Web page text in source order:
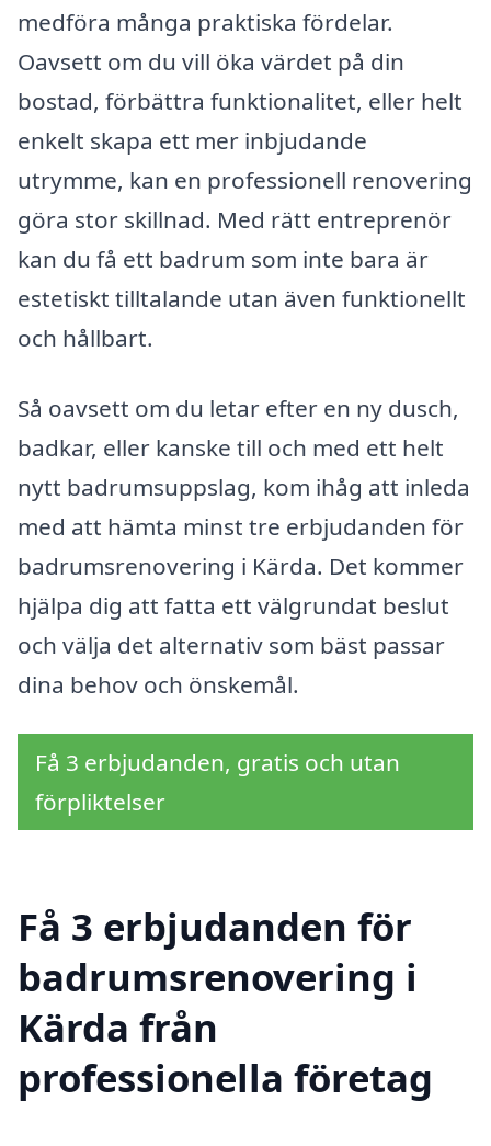
medföra många praktiska fördelar.
Oavsett om du vill öka värdet på din
bostad, förbättra funktionalitet, eller helt
enkelt skapa ett mer inbjudande
utrymme, kan en professionell renovering
göra stor skillnad. Med rätt entreprenör
kan du få ett badrum som inte bara är
estetiskt tilltalande utan även funktionellt
och hållbart.
Så oavsett om du letar efter en ny dusch,
badkar, eller kanske till och med ett helt
nytt badrumsuppslag, kom ihåg att inleda
med att hämta minst tre erbjudanden för
badrumsrenovering i Kärda. Det kommer
hjälpa dig att fatta ett välgrundat beslut
och välja det alternativ som bäst passar
dina behov och önskemål.
Få 3 erbjudanden, gratis och utan
förpliktelser
Få 3 erbjudanden för
badrumsrenovering i
Kärda från
professionella företag